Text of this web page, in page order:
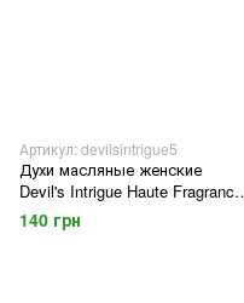
Артикул: devilsintrigue5
Духи масляные женские
Devil's Intrigue Haute Fragrance
Company, 5 мл
140 грн